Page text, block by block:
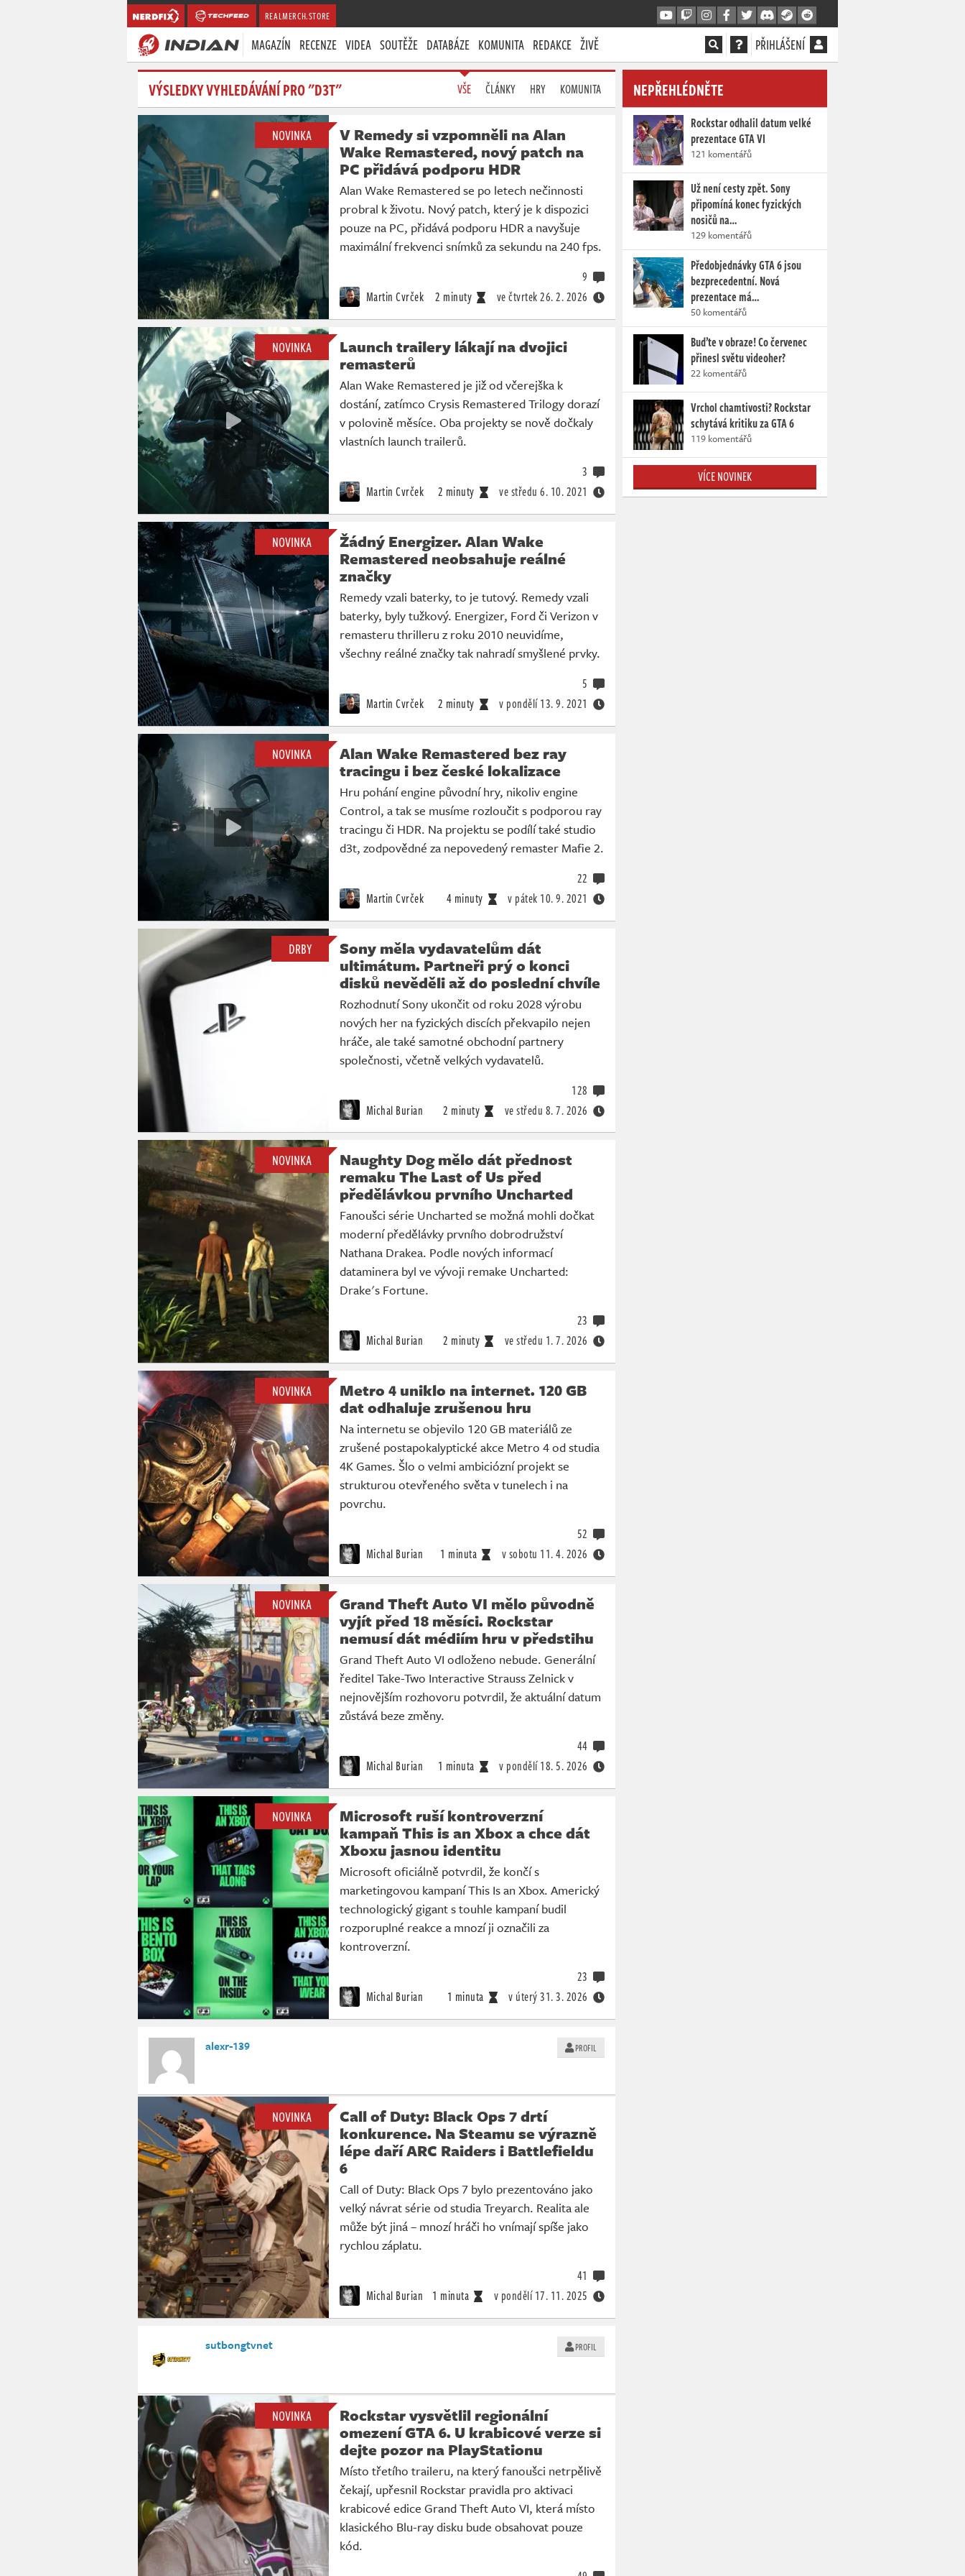
REALMERCH.STORE
MAGAZÍN RECENZE VIDEA SOUTĚŽE DATABÁZE KOMUNITA REDAKCE ŽIVĚ PŘIHLÁŠENÍ
VÝSLEDKY VYHLEDÁVÁNÍ PRO "D3T" VŠE ČLÁNKY HRY KOMUNITA
NOVINKA
V Remedy si vzpomněli na Alan
Wake Remastered, nový patch na
PC přidává podporu HDR
Alan Wake Remastered se po letech nečinnosti
probral k životu. Nový patch, který je k dispozici
pouze na PC, přidává podporu HDR a navyšuje
maximální frekvenci snímků za sekundu na 240 fps.
Martin Cvrček 2 minuty ve čtvrtek26. 2. 2026
9
NOVINKA
Launch trailery lákají na dvojici
remasterů
Alan Wake Remastered je již od včerejška k
dostání, zatímco Crysis Remastered Trilogy dorazí
v polovině měsíce. Oba projekty se nově dočkaly
vlastních launch trailerů.
Martin Cvrček 2 minuty ve středu 6. 10. 2021
3
NOVINKA
Žádný Energizer. Alan Wake
Remastered neobsahuje reálné
značky
Remedy vzali baterky, to je tutový. Remedy vzali
baterky, byly tužkový. Energizer, Ford či Verizon v
remasteru thrilleru z roku 2010 neuvidíme,
všechny reálné značky tak nahradí smyšlené prvky.
Martin Cvrček 2 minuty v pondělí13. 9. 2021
5
NOVINKA
Alan Wake Remastered bez ray
tracingu i bez české lokalizace
Hru pohání engine původní hry, nikoliv engine
Control, a tak se musíme rozloučit s podporou ray
tracingu či HDR. Na projektu se podílí také studio
d3t, zodpovědné za nepovedený remaster Mafie 2.
Martin Cvrček 4 minuty v pátek 10. 9. 2021
22
DRBY
Sony měla vydavatelům dát
ultimátum. Partneři prý o konci
disků nevěděli až do poslední chvíle
Rozhodnutí Sony ukončit od roku 2028 výrobu
nových her na fyzických discích překvapilo nejen
hráče, ale také samotné obchodní partnery
společnosti, včetně velkých vydavatelů.
Michal Burian 2 minuty ve středu 8. 7. 2026
128
NOVINKA
Naughty Dog mělo dát přednost
remaku The Last of Us před
předělávkou prvního Uncharted
Fanoušci série Uncharted se možná mohli dočkat
moderní předělávky prvního dobrodružství
Nathana Drakea. Podle nových informací
dataminera byl ve vývoji remake Uncharted:
Drake's Fortune.
Michal Burian 2 minuty ve středu 1. 7. 2026
23
NOVINKA
Metro 4 uniklo na internet. 120 GB
dat odhaluje zrušenou hru
Na internetu se objevilo 120 GB materiálů ze
zrušené postapokalyptické akce Metro 4 od studia
4K Games. Šlo o velmi ambiciózní projekt se
strukturou otevřeného světa v tunelech i na
povrchu.
Michal Burian 1 minuta v sobotu 11. 4. 2026
52
NOVINKA
Grand Theft Auto VI mělo původně
vyjít před 18 měsíci. Rockstar
nemusí dát médiím hru v předstihu
Grand Theft Auto VI odloženo nebude. Generální
ředitel Take-Two Interactive Strauss Zelnick v
nejnovějším rozhovoru potvrdil, že aktuální datum
zůstává beze změny.
Michal Burian 1 minuta v pondělí18. 5. 2026
44
NOVINKA
Microsoft ruší kontroverzní
kampaň This is an Xbox a chce dát
Xboxu jasnou identitu
Microsoft oficiálně potvrdil, že končí s
marketingovou kampaní This Is an Xbox. Americký
technologický gigant s touhle kampaní budil
rozporuplné reakce a mnozí ji označili za
kontroverzní.
Michal Burian 1 minuta v úterý31. 3. 2026
23
alexr-139 PROFIL
NOVINKA
Call of Duty: Black Ops 7 drtí
konkurence. Na Steamu se výrazně
lépe daří ARC Raiders i Battlefieldu
6
Call of Duty: Black Ops 7 bylo prezentováno jako
velký návrat série od studia Treyarch. Realita ale
může být jiná – mnozí hráči ho vnímají spíše jako
rychlou záplatu.
Michal Burian 1 minuta v pondělí17. 11. 2025
41
sutbongtvnet PROFIL
NOVINKA
Rockstar vysvětlil regionální
omezení GTA 6. U krabicové verze si
dejte pozor na PlayStationu
Místo třetího traileru, na který fanoušci netrpělivě
čekají, upřesnil Rockstar pravidla pro aktivaci
krabicové edice Grand Theft Auto VI, která místo
klasického Blu-ray disku bude obsahovat pouze
kód.
NEPŘEHLÉDNĚTE
Rockstar odhalil datum velké
prezentace GTA VI
121 komentářů
Už není cesty zpět. Sony
připomíná konec fyzických
nosičů na…
129 komentářů
Předobjednávky GTA 6 jsou
bezprecedentní. Nová
prezentace má…
50 komentářů
Buďte v obraze! Co červenec
přinesl světu videoher?
22 komentářů
Vrchol chamtivosti? Rockstar
schytává kritiku za GTA 6
119 komentářů
VÍCE NOVINEK